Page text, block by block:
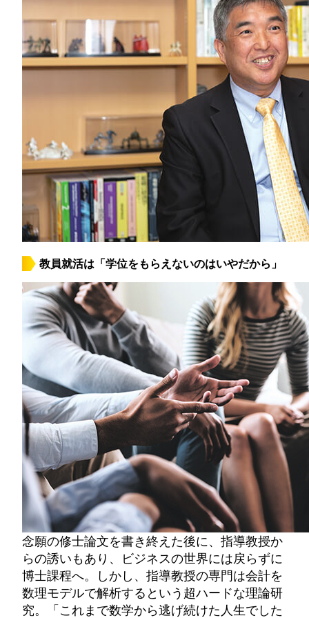
教員就活は「学位をもらえないのはいやだから」
念願の修士論文を書き終えた後に、指導教授か
らの誘いもあり、ビジネスの世界には戻らずに
博士課程へ。しかし、指導教授の専門は会計を
数理モデルで解析するという超ハードな理論研
究。「これまで数学から逃げ続けた人生でした